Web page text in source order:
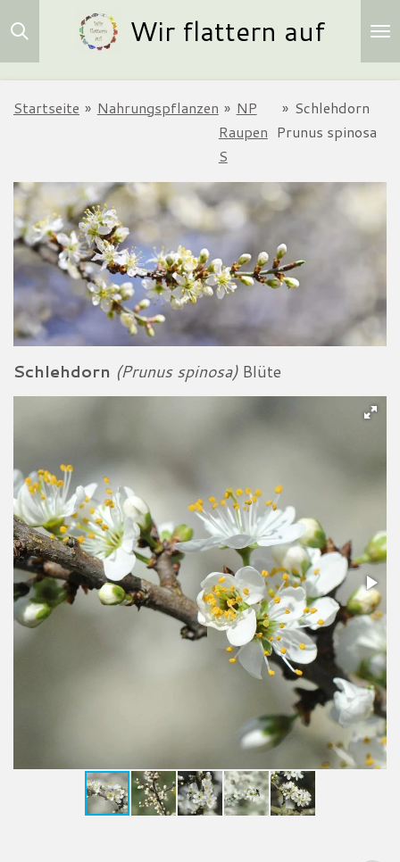
Zum
Hauptinhalt
Wir flattern auf
Startseite » Nahrungspflanzen » NP
Raupen
S
» Schlehdorn
Prunus spinosa
Schlehdorn (Prunus spinosa) Blüte